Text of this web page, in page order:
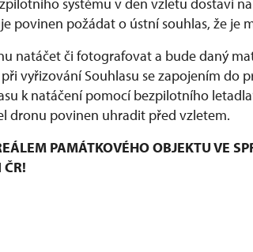
povinen požádat o ústní souhlas, že je
natáčet či fotografovat a bude daný
vyřizování Souhlasu se zapojením do
k natáčení pomocí bezpilotního
dronu povinen uhradit před vzletem.
PAMÁTKOVÉHO OBJEKTU VE
ČR!